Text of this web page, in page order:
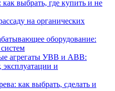
как выбрать, где купить и не
на органических
оборудование:
агрегаты УВВ и АВВ:
и
как выбрать, сделать и